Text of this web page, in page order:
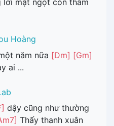
lời mật ngọt còn thầm
Hoàng
năm nữa [Dm] [Gm]
ai ...
dậy cũng như thường
Thấy thanh xuân